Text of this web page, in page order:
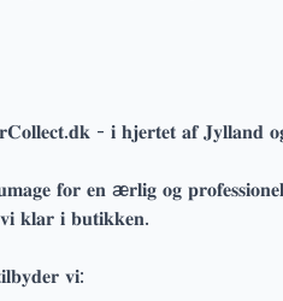
- 𝐢 𝐡𝐣𝐞𝐫𝐭𝐞𝐭 𝐚𝐟 𝐉𝐲𝐥𝐥𝐚𝐧𝐝
𝐟𝐨𝐫 𝐞𝐧 æ𝐫𝐥𝐢𝐠 𝐨𝐠
𝐤𝐥𝐚𝐫 𝐢 𝐛𝐮𝐭𝐢𝐤𝐤𝐞𝐧.
𝐯𝐢: